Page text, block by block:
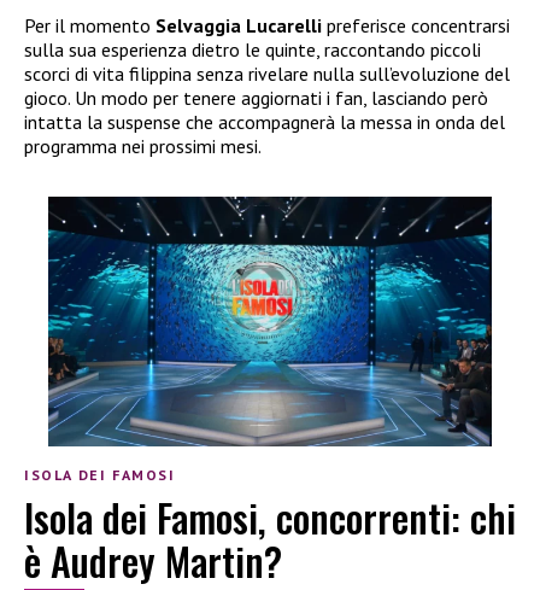
Per il momento Selvaggia Lucarelli preferisce concentrarsi
sulla sua esperienza dietro le quinte, raccontando piccoli
scorci di vita filippina senza rivelare nulla sull’evoluzione del
gioco. Un modo per tenere aggiornati i fan, lasciando però
intatta la suspense che accompagnerà la messa in onda del
programma nei prossimi mesi.
ISOLA DEI FAMOSI
Isola dei Famosi, concorrenti: chi
è Audrey Martin?